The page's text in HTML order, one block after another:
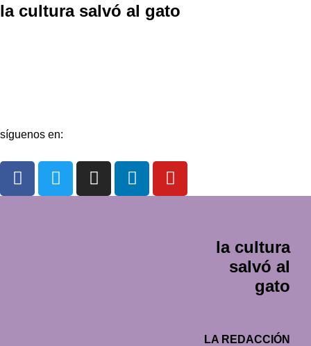
la cultura salvó al gato
síguenos en:
la cultura
salvó al
gato
LA REDACCIÓN